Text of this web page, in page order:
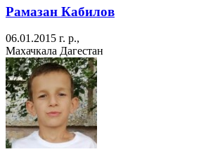
Рамазан Кабилов
06.01.2015 г. р.,
Махачкала Дагестан